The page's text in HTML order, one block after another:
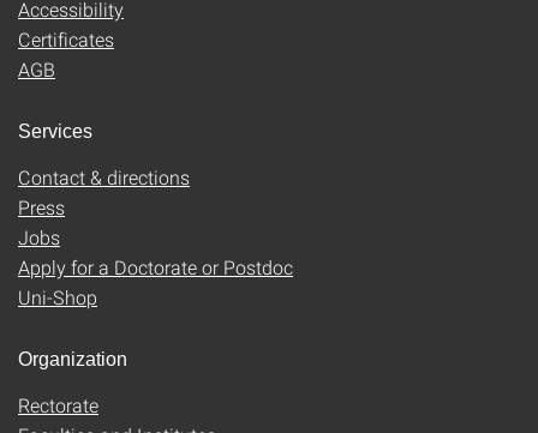
Accessibility
Certificates
AGB
Services
Contact & directions
Press
Jobs
Apply for a Doctorate or Postdoc
Uni-Shop
Organization
Rectorate